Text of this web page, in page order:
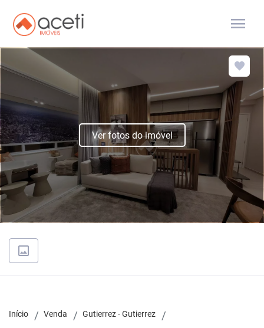
menu
Ver fotos do imóvel
Início Venda Gutierrez - Gutierrez